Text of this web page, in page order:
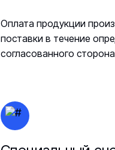
Оплата продукции
поставки в течение
согласованного